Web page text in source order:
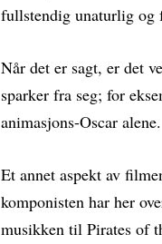
fullstendig unaturlig
Når det er sagt, er det
sparker fra seg; for
animasjons-Oscar alene.
Et annet aspekt av
komponisten har her
musikken til Pirates of